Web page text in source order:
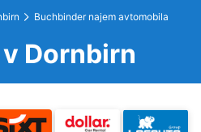
Buchbinder najem avtomobila
Dornbirn